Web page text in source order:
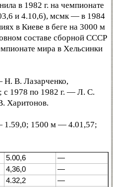
в 1982 г. на чемпионате
и 4.10,6), мсмк — в 1984
в Киеве в беге на 3000 м
составе сборной СССР
мира в Хельсинки
Н. В. Лазарченко,
с 1978 по 1982 г. — Л. С.
Харитонов.
1.59,0; 1500 м — 4.01,57;
5.00,6
—
4,36,0
—
4.32,2
—